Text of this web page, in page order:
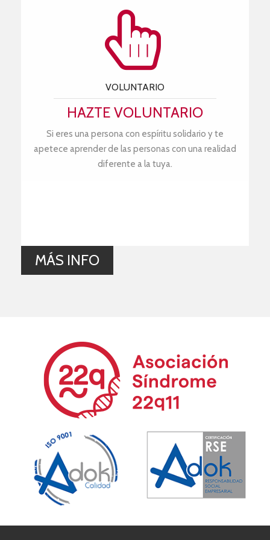
VOLUNTARIO
HAZTE VOLUNTARIO
Si eres una persona con espíritu solidario y te
apetece aprender de las personas con una realidad
diferente a la tuya.
MÁS INFO